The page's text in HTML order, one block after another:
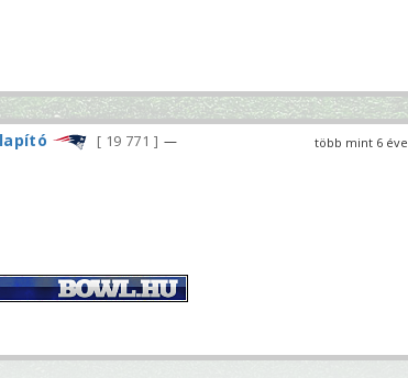
több mint 6 éve
19 771
—